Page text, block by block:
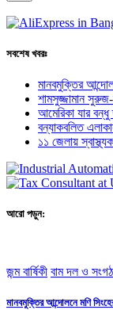
সবশেষ খবরঃ
মানবমুক্তির
শামসুজ্জামান
আমেরিকা যার
বন্যাকবলিত
১১ জেলায়
আরো পড়ুন:
জন্ম বার্ষিকী বাম দল ও
মানবমুক্তির আন্দোলনে মণি